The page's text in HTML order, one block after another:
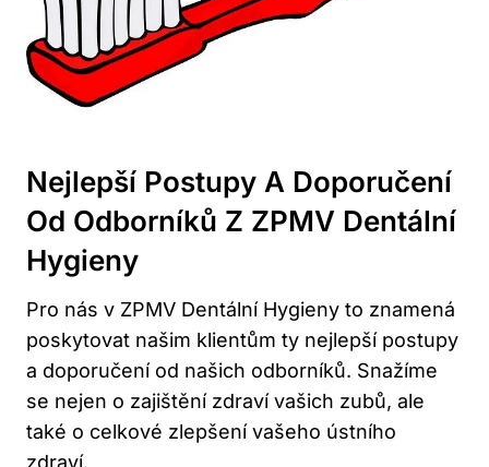
Nejlepší Postupy A Doporučení
Od Odborníků Z ZPMV Dentální
Hygieny
Pro nás v ZPMV Dentální Hygieny to znamená
poskytovat našim klientům ty nejlepší postupy
a doporučení od našich odborníků. Snažíme
se nejen o zajištění zdraví vašich zubů, ale
také o celkové zlepšení vašeho ústního
zdraví.